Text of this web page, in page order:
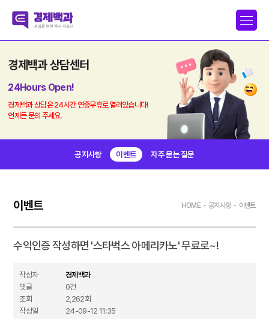
경제백과 상담센터
24Hours Open!
경제백과 상담은 24시간 연중무휴로 열려있습니다!
언제든 문의 주세요.
공지사항 이벤트 자주 묻는 질문
이벤트 HOME - 공지사항 - 이벤트
수익인증 작성하면 '스타벅스 아메리카노' 무료로~!
작성자
경제백과
댓글
0건
조회
2,262회
작성일
24-09-12 11:35